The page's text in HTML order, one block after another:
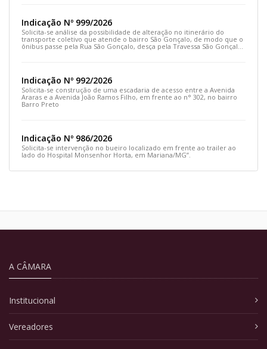
Indicação Nº 999/2026
Solicita-se análise da possibilidade de alteração no itinerário do
transporte coletivo que atende o bairro São Gonçalo, de modo que o
ônibus passe pela Rua São Gonçalo, desça pela Travessa São Gonçalo
Indicação Nº 992/2026
Solicita-se construção de uma escadaria de acesso entre a Avenida
Araras e a Avenida João Ramos Filho, em frente ao n° 302, no bairro
Barro Preto
Indicação Nº 986/2026
Solicita-se intervenção no bueiro localizado em frente ao trailer ao
lado do Hospital Monsenhor Horta, em Mariana/MG”.
A CÂMARA
Institucional
Vereadores